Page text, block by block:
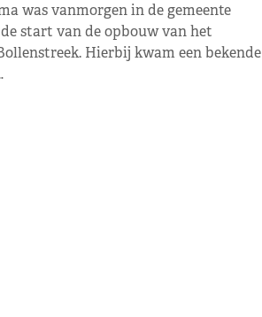
was vanmorgen in de gemeente
start van de opbouw van het
Hierbij kwam een bekende